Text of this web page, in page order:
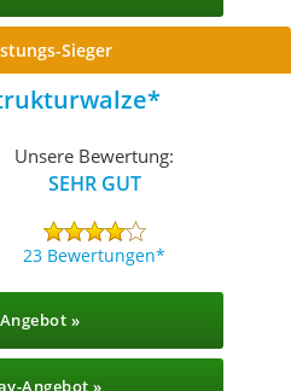
Sieger
Unsere Bewertung:
SEHR GUT
23 Bewertungen
»
Angebot »